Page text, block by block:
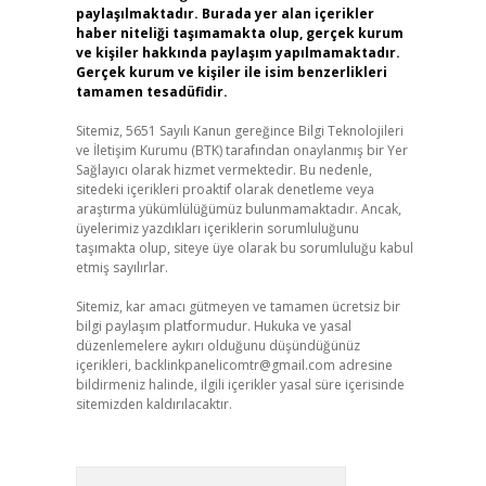
paylaşılmaktadır. Burada yer alan içerikler
haber niteliği taşımamakta olup, gerçek kurum
ve kişiler hakkında paylaşım yapılmamaktadır.
Gerçek kurum ve kişiler ile isim benzerlikleri
tamamen tesadüfidir.
Sitemiz, 5651 Sayılı Kanun gereğince Bilgi Teknolojileri
ve İletişim Kurumu (BTK) tarafından onaylanmış bir Yer
Sağlayıcı olarak hizmet vermektedir. Bu nedenle,
sitedeki içerikleri proaktif olarak denetleme veya
araştırma yükümlülüğümüz bulunmamaktadır. Ancak,
üyelerimiz yazdıkları içeriklerin sorumluluğunu
taşımakta olup, siteye üye olarak bu sorumluluğu kabul
etmiş sayılırlar.
Sitemiz, kar amacı gütmeyen ve tamamen ücretsiz bir
bilgi paylaşım platformudur. Hukuka ve yasal
düzenlemelere aykırı olduğunu düşündüğünüz
içerikleri, backlinkpanelicomtr@gmail.com adresine
bildirmeniz halinde, ilgili içerikler yasal süre içerisinde
sitemizden kaldırılacaktır.